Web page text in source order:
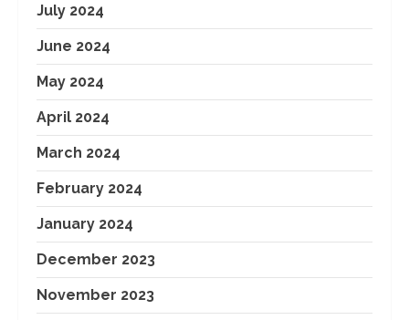
July 2024
June 2024
May 2024
April 2024
March 2024
February 2024
January 2024
December 2023
November 2023